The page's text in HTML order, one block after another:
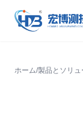
宏博測控
ホーム/製品とソリュ